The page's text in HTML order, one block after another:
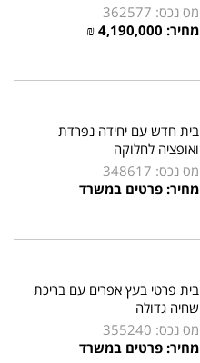
מס נכס: 362577
מחיר: 4,190,000
₪
בית חדש עם יחידה נפרדת
ואופציה לחלוקה
מס נכס: 348617
מחיר: פרטים במשרד
בית פרטי בעץ אפרים עם בריכת
שחיה גדולה
מס נכס: 355240
מחיר: פרטים במשרד